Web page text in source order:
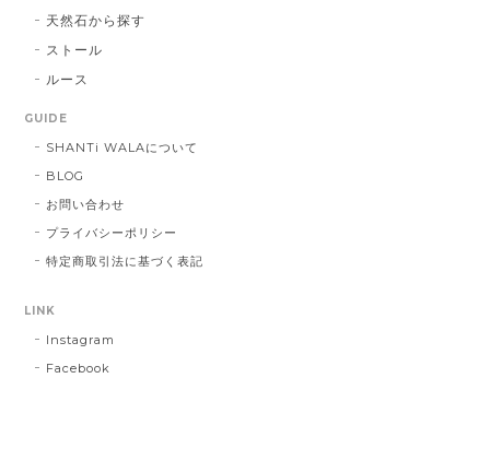
天然石から探す
ストール
ルース
GUIDE
SHANTi WALAについて
BLOG
お問い合わせ
プライバシーポリシー
特定商取引法に基づく表記
LINK
Instagram
Facebook